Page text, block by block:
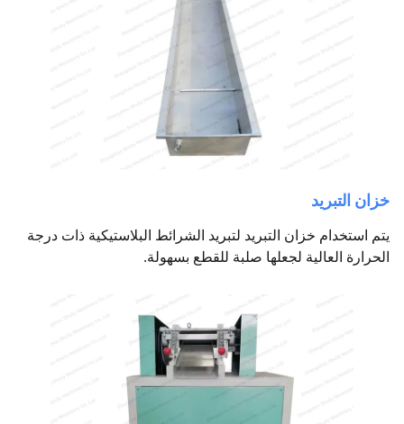
خزان التبريد
يتم استخدام خزان التبريد لتبريد الشرائط البلاستيكية ذات درجة
الحرارة العالية لجعلها صلبة للقطع بسهولة.